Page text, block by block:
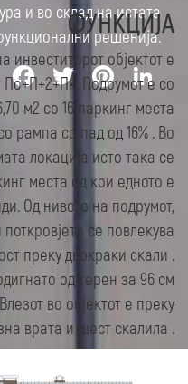
и во склад на истата
решенија.
FacebookTwitterPinterest
ФУНКЦИЈА
инвеститорот објектот е
Подрумот е со
м2 со 16 паркинг места
рампа со пад од 16% . Во
локација исто така се
места од кои едното е
Од нивото на подрумот,
се повлекува
преку двокраки скали .
од терен за 96 см
во објектот е преку
врата и шест скалила .